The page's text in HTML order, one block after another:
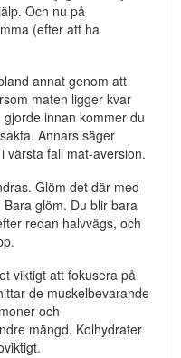
Och nu på
(efter att ha
annat genom att
maten ligger kvar
innan kommer du
Annars säger
värsta fall mat-aversion.
Glöm det där med
glöm. Du blir bara
redan halvvägs, och
viktigt att fokusera på
de muskelbevarande
och
mängd. Kolhydrater